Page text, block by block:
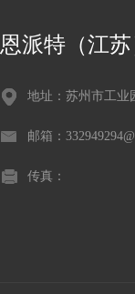
恩派特（江
地址：苏州市工业
邮箱：
传真：